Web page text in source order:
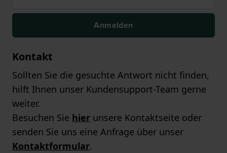
Anmelden
Kontakt
Sollten Sie die gesuchte Antwort nicht finden,
hilft Ihnen unser Kundensupport-Team gerne
weiter.
Besuchen Sie hier unsere Kontaktseite oder
senden Sie uns eine Anfrage über unser
Kontaktformular.